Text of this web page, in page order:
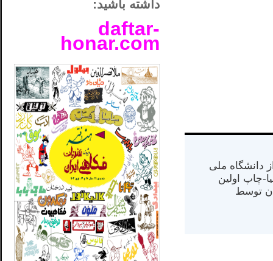
از دانشگاه ملی
در کالیفرنیا-چاپ اولین
در سال ۱۳۸۴ در ایران توسط
داشته باشید:
daftar-
honar.com